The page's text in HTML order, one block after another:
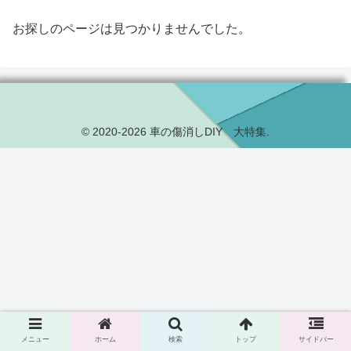
お探しのページは見つかりませんでした。
© 2020-2026 車の傷消しDIY 大特集.
メニュー ホーム 検索 トップ サイドバー